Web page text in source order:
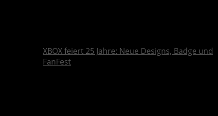
XBOX feiert 25 Jahre: Neue Designs, Badge und
FanFest